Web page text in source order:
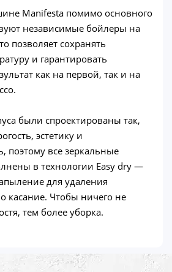
Manifesta помимо основного
независимые бойлеры на
позволяет сохранять
и гарантировать
как на первой, так и на
были спроектированы так,
эстетику и
поэтому все зеркальные
в технологии Easy dry —
для удаления
касание. Чтобы ничего не
тем более уборка.